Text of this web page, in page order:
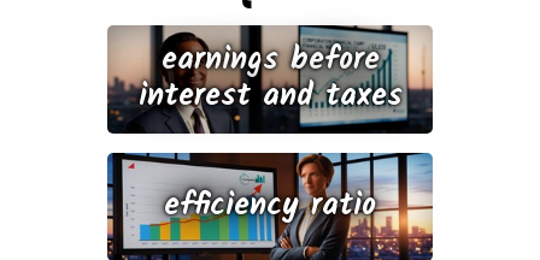
earnings before
interest and taxes
efficiency ratio